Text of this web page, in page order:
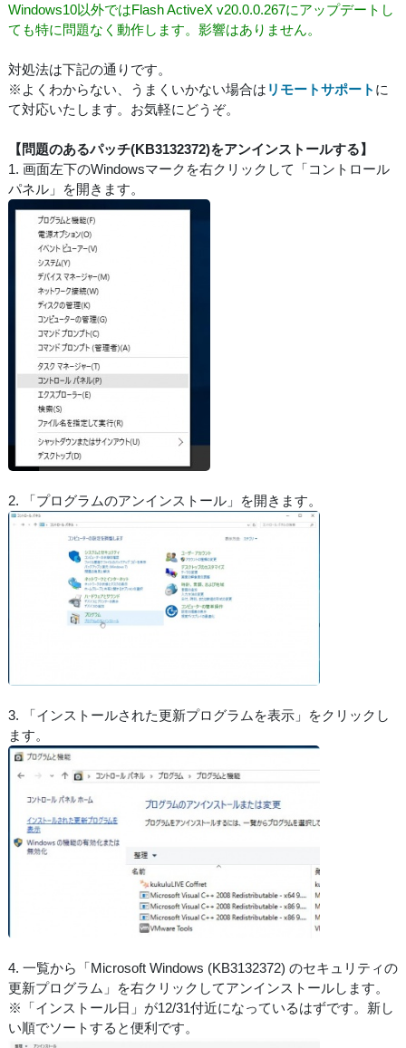
Windows10以外ではFlash ActiveX v20.0.0.267にアップデートし
ても特に問題なく動作します。影響はありません。
対処法は下記の通りです。
※よくわからない、うまくいかない場合は リモートサポート に
て対応いたします。お気軽にどうぞ。
【問題のあるパッチ(KB3132372)をアンインストールする】
1. 画面左下のWindowsマークを右クリックして「コントロール
パネル」を開きます。
2. 「プログラムのアンインストール」を開きます。
3. 「インストールされた更新プログラムを表示」をクリックし
ます。
4. 一覧から「Microsoft Windows (KB3132372) のセキュリティの
更新プログラム」を右クリックしてアンインストールします。
※「インストール日」が12/31付近になっているはずです。新し
い順でソートすると便利です。